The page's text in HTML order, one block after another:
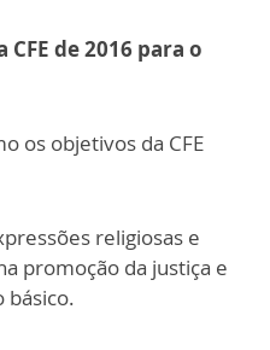
de 2016 para o
os objetivos da CFE
religiosas e
promoção da justiça e
básico.